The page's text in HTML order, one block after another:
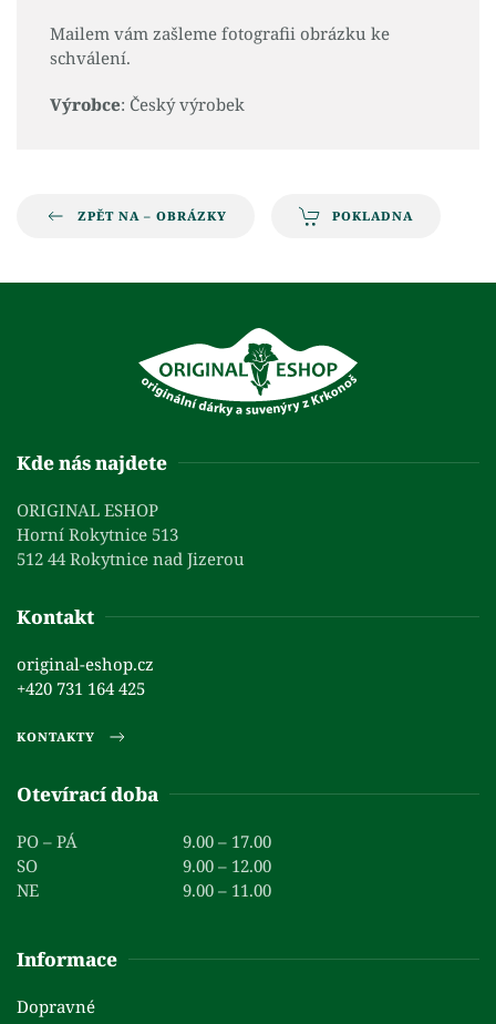
Mailem vám zašleme fotografii obrázku ke
schválení.
Výrobce: Český výrobek
ZPĚT NA – OBRÁZKY POKLADNA
Kde nás najdete
ORIGINAL ESHOP
Horní Rokytnice 513
512 44 Rokytnice nad Jizerou
Kontakt
original-eshop.cz
+420 731 164 425
KONTAKTY
Otevírací doba
PO – PÁ
9.00 – 17.00
SO
9.00 – 12.00
NE
9.00 – 11.00
Informace
Dopravné